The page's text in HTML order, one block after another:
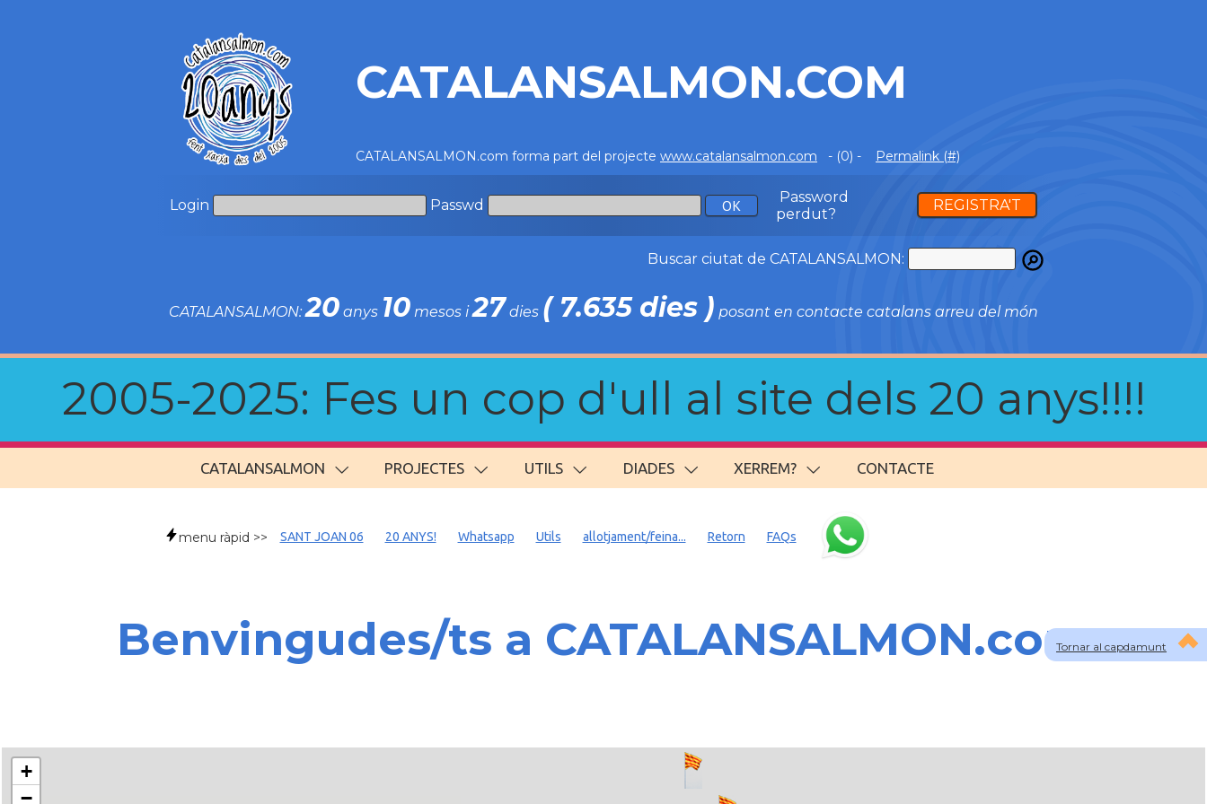
CATALANSALMON.COM
CATALANSALMON.com forma part del projecte www.catalansalmon.com - (0) - Permalink (#)
Login Passwd
Password
perdut?
REGISTRA'T
Buscar ciutat de CATALANSALMON:
CATALANSALMON:20 anys 10 mesos i27 dies ( 7.635 dies ) posant en contacte catalans arreu del món
2005-2025: Fes un cop d'ull al site dels 20 anys!!!!
CATALANSALMON PROJECTES UTILS DIADES XERREM? CONTACTE
Tornar al capdamunt
menu ràpid >> SANT JOAN 06 20 ANYS! Whatsapp Utils allotjament/feina... Retorn FAQs
Benvingudes/ts a CATALANSALMON.com
+
−